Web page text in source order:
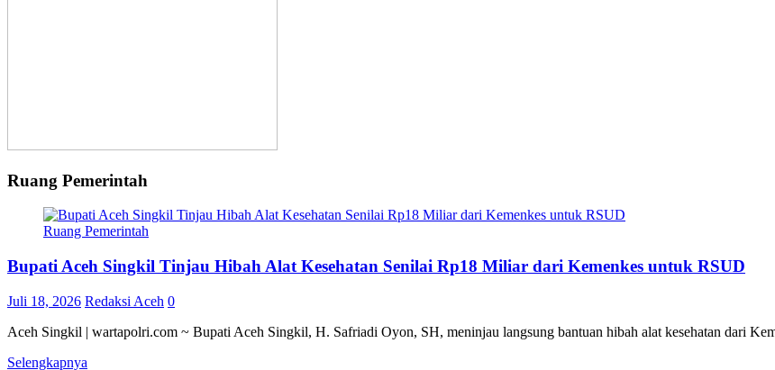
Ruang Pemerintah
Ruang Pemerintah
Bupati Aceh Singkil Tinjau Hibah Alat Kesehatan Senilai Rp18 Miliar dari Kemenkes untuk RSUD
Juli 18, 2026 Redaksi Aceh 0
Aceh Singkil | wartapolri.com ~ Bupati Aceh Singkil, H. Safriadi Oyon, SH, meninjau langsung bantuan hibah alat kesehatan dari
Selengkapnya